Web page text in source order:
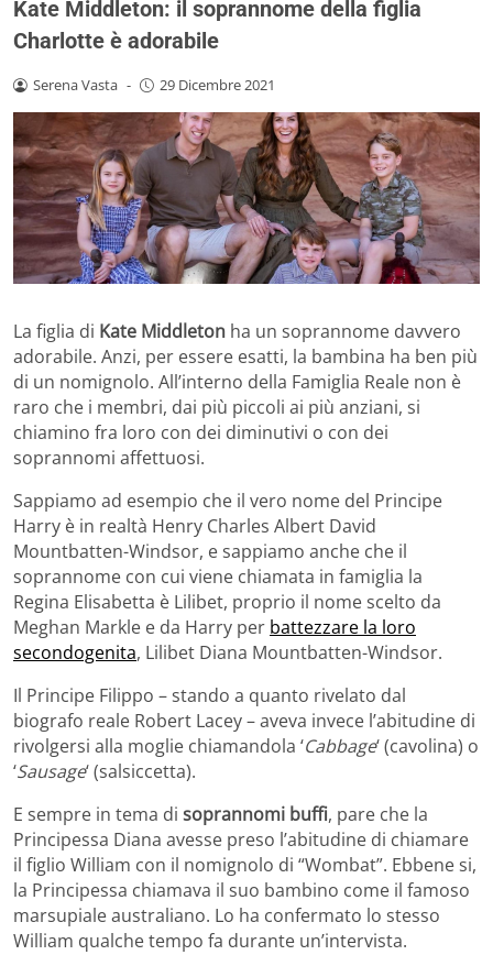
Kate Middleton: il soprannome della figlia
Charlotte è adorabile
Serena Vasta - 29 Dicembre 2021
La figlia di Kate Middleton ha un soprannome davvero
adorabile. Anzi, per essere esatti, la bambina ha ben più
di un nomignolo. All’interno della Famiglia Reale non è
raro che i membri, dai più piccoli ai più anziani, si
chiamino fra loro con dei diminutivi o con dei
soprannomi affettuosi.
Sappiamo ad esempio che il vero nome del Principe
Harry è in realtà Henry Charles Albert David
Mountbatten-Windsor, e sappiamo anche che il
soprannome con cui viene chiamata in famiglia la
Regina Elisabetta è Lilibet, proprio il nome scelto da
Meghan Markle e da Harry per battezzare la loro
secondogenita, Lilibet Diana Mountbatten-Windsor.
Il Principe Filippo – stando a quanto rivelato dal
biografo reale Robert Lacey – aveva invece l’abitudine di
rivolgersi alla moglie chiamandola ‘Cabbage‘ (cavolina) o
‘Sausage‘ (salsiccetta).
E sempre in tema di soprannomi buffi, pare che la
Principessa Diana avesse preso l’abitudine di chiamare
il figlio William con il nomignolo di “Wombat”. Ebbene si,
la Principessa chiamava il suo bambino come il famoso
marsupiale australiano. Lo ha confermato lo stesso
William qualche tempo fa durante un’intervista.